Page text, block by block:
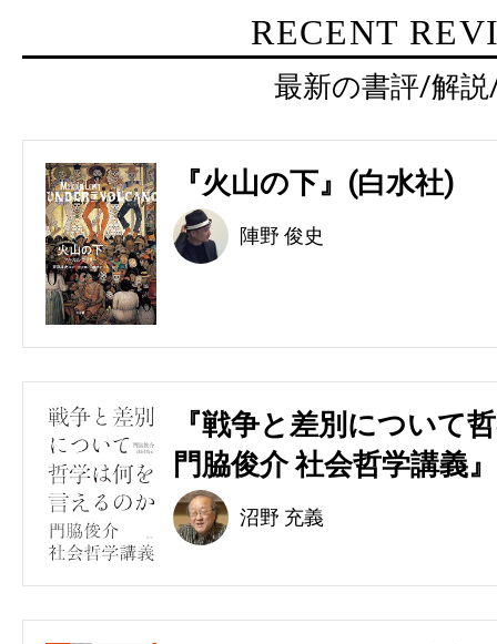
RECENT
最新の書評/解
『火山の下』(白水社)
陣野 俊史
『戦争と差別について
門脇俊介 社会哲学講義
沼野 充義